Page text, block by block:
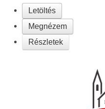
Református Egyház
Bölcskei női kar
Bölcskei Rákóczi
Bölcskei
Letöltés
Megnézem
Részletek